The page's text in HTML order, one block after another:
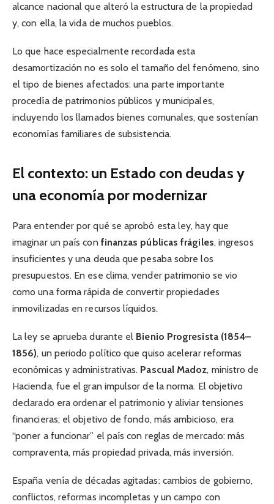
alcance nacional que alteró la estructura de la propiedad
y, con ella, la vida de muchos pueblos.
Lo que hace especialmente recordada esta
desamortización no es solo el tamaño del fenómeno, sino
el tipo de bienes afectados: una parte importante
procedía de patrimonios públicos y municipales,
incluyendo los llamados bienes comunales, que sostenían
economías familiares de subsistencia.
El contexto: un Estado con deudas y
una economía por modernizar
Para entender por qué se aprobó esta ley, hay que
imaginar un país con finanzas públicas frágiles, ingresos
insuficientes y una deuda que pesaba sobre los
presupuestos. En ese clima, vender patrimonio se vio
como una forma rápida de convertir propiedades
inmovilizadas en recursos líquidos.
La ley se aprueba durante el Bienio Progresista (1854–
1856), un periodo político que quiso acelerar reformas
económicas y administrativas. Pascual Madoz, ministro de
Hacienda, fue el gran impulsor de la norma. El objetivo
declarado era ordenar el patrimonio y aliviar tensiones
financieras; el objetivo de fondo, más ambicioso, era
“poner a funcionar” el país con reglas de mercado: más
compraventa, más propiedad privada, más inversión.
España venía de décadas agitadas: cambios de gobierno,
conflictos, reformas incompletas y un campo con